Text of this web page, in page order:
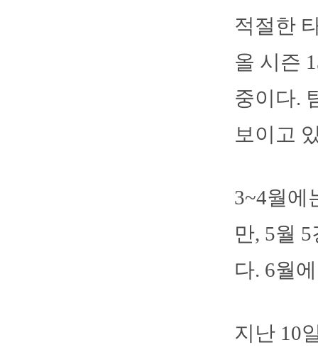
적절한
올 시즌
중이다.
보이고
3~4월에
만, 5월
다. 6월
지난 10